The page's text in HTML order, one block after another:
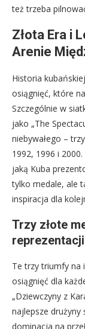
też trzeba
Złota Era i
Arenie
Historia
osiągnięć, które
Szczególnie w
jako „The
niebywałego –
1992, 1996 i
jaką Kuba
tylko medale, ale
inspiracja dla
Trzy złote
reprezentacji
Te trzy triumfy na
osiągnięć dla
„Dziewczyny z
najlepsze drużyny
dominacja na